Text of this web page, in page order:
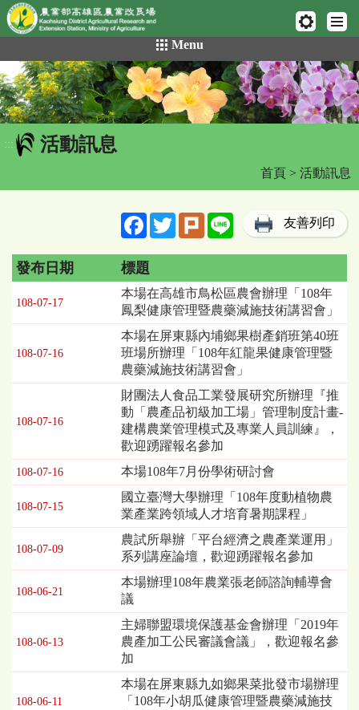
網頁置頂
到
主
要
內
容
區
Menu
::: 活動訊息
首頁 > 活動訊息
FacebookTwitterPlurk Line 友善列印
動
訊
列
依
為：
發
日
期、
發布日期 標題
108-07-17
本場在高雄市鳥松區農會辦理「108年
鳳梨健康管理暨農藥減施技術講習會」
108-07-16
本場在屏東縣內埔鄉果樹產銷班第40班
班場所辦理「108年紅龍果健康管理暨
農藥減施技術講習會」
108-07-16
財團法人食品工業發展研究所辦理『推
動「農產品初級加工場」管理制度計畫-
建構農業管理模式及專業人員訓練』，
歡迎踴躍報名參加
108-07-16 本場108年7月份學術研討會
108-07-15
國立臺灣大學辦理「108年度動植物農
業產業跨領域人才培育暑期課程」
108-07-09
農試所舉辦「平台經濟之農產業運用」
系列講座論壇，歡迎踴躍報名參加
108-06-21
本場辦理108年農業張老師諮詢輔導會
議
108-06-13
主婦聯盟環境保護基金會辦理「2019年
農產加工公民審議會議」，歡迎報名參
加
108-06-11
本場在屏東縣九如鄉果菜批發市場辦理
「108年小胡瓜健康管理暨農藥減施技